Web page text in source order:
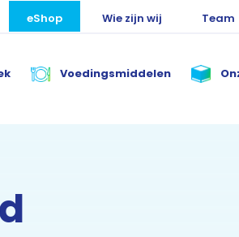
eShop Wie zijn wij Team
Voedingsmiddelen